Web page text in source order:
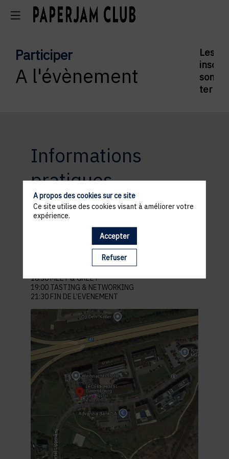
Participer
A l'évènement
Les
sont
Informations
pratiques
ACCÈS ET STATIONNEMENT
Légère Hotel Luxembourg
11 Rue Gabriel Lippmann
5365 Münsbach Schuttrange
18:30 MEET & GREET
19:00 TASTING & NETWORKING
21:30 FIN DE L’EVENEMENT
A propos des cookies sur ce site
Ce site utilise des cookies visant à améliorer votre
expérience.
Accepter
Refuser